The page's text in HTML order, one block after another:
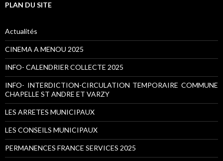
PLAN DU SITE
Actualités
CINEMA A MENOU 2025
INFO- CALENDRIER COLLECTE 2025
INFO- INTERDICTION-CIRCULATION TEMPORAIRE COMMUNE
CHAPELLE ST ANDRE ET VARZY
LES ARRETES MUNICIPAUX
LES CONSEILS MUNICIPAUX
PERMANENCES FRANCE SERVICES 2025